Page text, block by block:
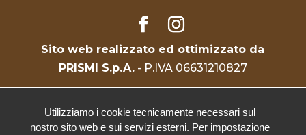
Sito web realizzato ed ottimizzato da
PRISMI S.p.A.- P.IVA 06631210827
Utilizziamo i cookie tecnicamente necessari sul
nostro sito web e sui servizi esterni. Per impostazione